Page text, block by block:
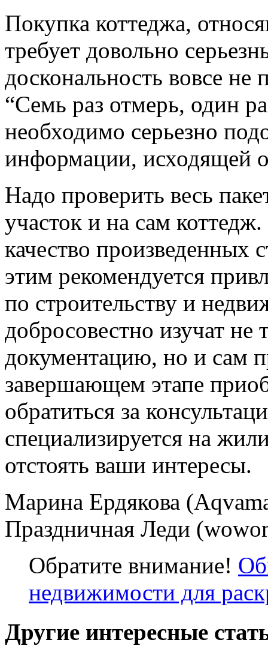
Покупка коттеджа,
требует довольно
доскональность вовсе
“Семь раз отмерь, один
необходимо серьезно
информации, исходящей
Надо проверить весь
участок и на сам
качество произведенных
этим рекомендуется
по строительству и
добросовестно изучат не
документацию, но и сам
завершающем этапе
обратиться за
специализируется на
отстоять ваши интересы.
Марина Ердякова
Праздничная Леди
Обратите внимание!
недвижимости для
Другие интересные